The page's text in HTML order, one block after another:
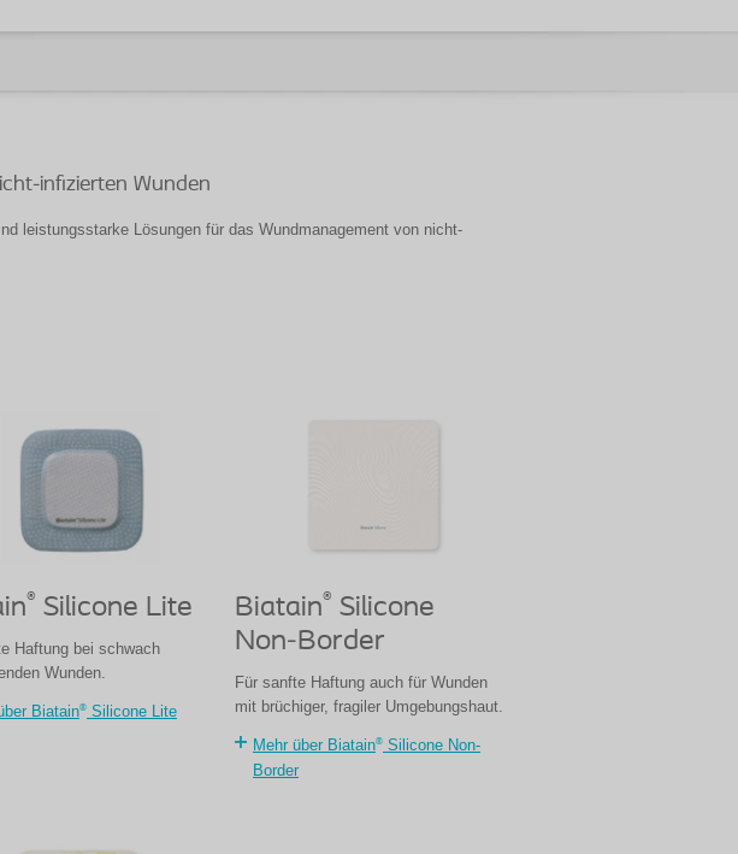
infizierten Wunden
leistungsstarke Lösungen für das Wundmanagement von nicht-
® Silicone Lite
Haftung bei schwach
Wunden.
Biatain® Silicone Lite
Biatain® Silicone
Non-Border
Für sanfte Haftung auch für Wunden
mit brüchiger, fragiler Umgebungshaut.
Mehr über Biatain® Silicone Non-
Border